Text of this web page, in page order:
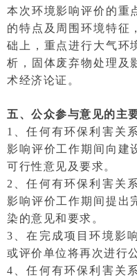
本次环境影响评价的重
的特点及周围环境特征
础上，重点进行大气环
析，固体废弃物处理及
术经济论证。
五、公众参与意见的主
1、任何有环保利害关
影响评价工作期间向建
可行性意见及要求。
2、任何有环保利害关
影响评价工作期间提出
染的意见和要求。
3、在完成项目环境影
或评价单位将再次进行
4、任何有环保利害关